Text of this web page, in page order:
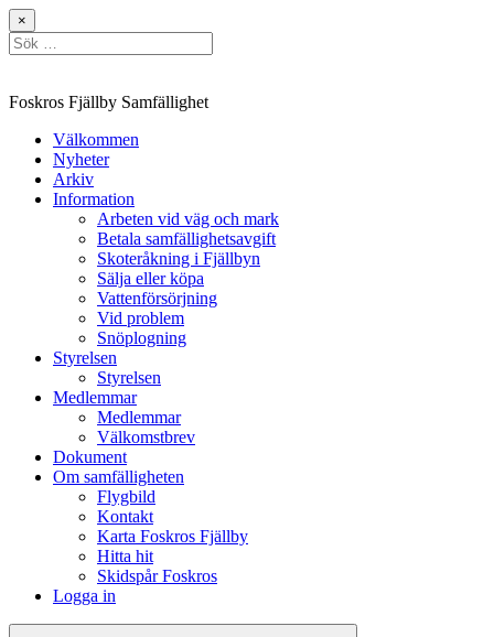
Hoppa
till
innehåll
×
Sök
efter:
Foskros Fjällby Samfällighet
Välkommen
Nyheter
Arkiv
Information
Arbeten vid väg och mark
Betala samfällighetsavgift
Skoteråkning i Fjällbyn
Sälja eller köpa
Vattenförsörjning
Vid problem
Snöplogning
Styrelsen
Styrelsen
Medlemmar
Medlemmar
Välkomstbrev
Dokument
Om samfälligheten
Flygbild
Kontakt
Karta Foskros Fjällby
Hitta hit
Skidspår Foskros
Logga in